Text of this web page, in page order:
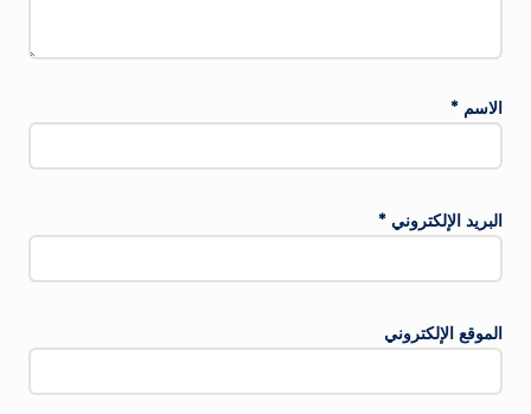
الاسم *
البريد الإلكتروني *
الموقع الإلكتروني